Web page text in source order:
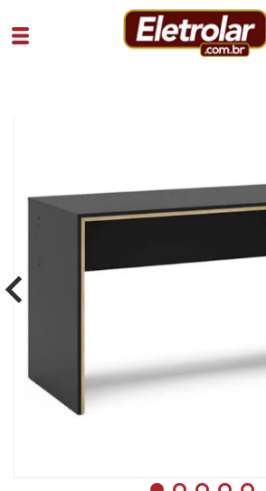
Mesa Para Escritório Los Angeles 135 Cm
Preto Carvalho Claro